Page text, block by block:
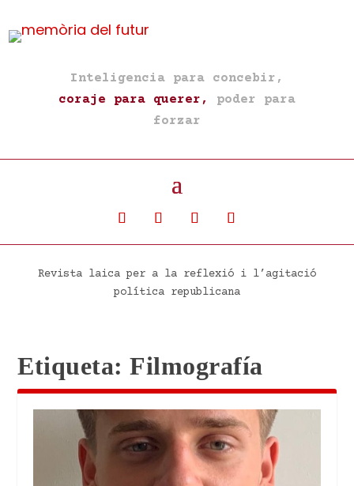
Inteligencia para concebir,
coraje para querer,
poder para
forzar
Revista laica per a la reflexió i l’agitació
política republicana
Etiqueta:Filmografía